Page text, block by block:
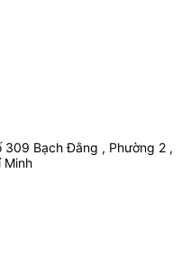
309 Bạch Đằng , Phường 2 ,
Minh